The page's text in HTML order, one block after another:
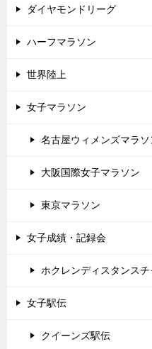
ダイヤモンドリーグ
ハーフマラソン
世界陸上
女子マラソン
名古屋ウィメンズマラソ
大阪国際女子マラソン
東京マラソン
女子成績・記録会
ホクレンディスタンス
女子駅伝
クイーンズ駅伝